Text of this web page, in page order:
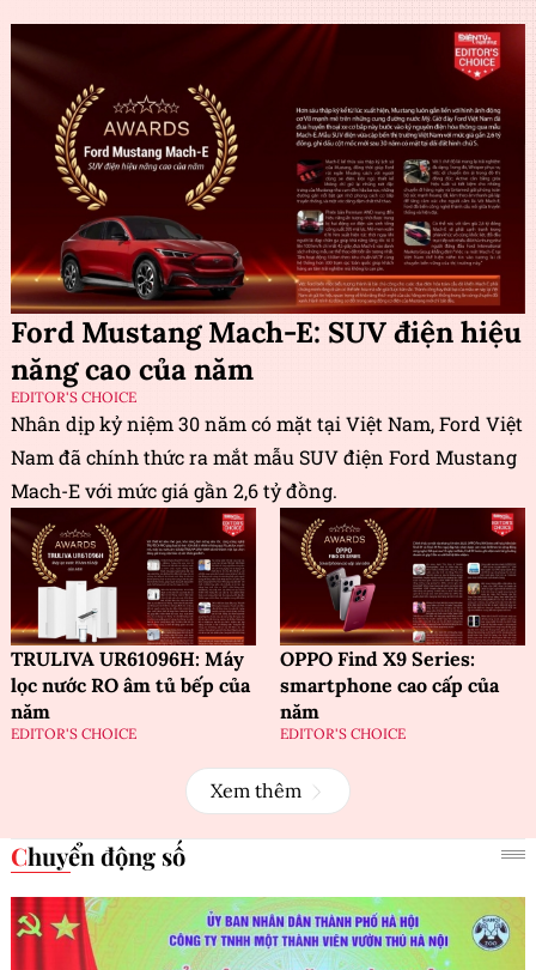
Ford Mustang Mach-E: SUV điện hiệu
năng cao của năm
EDITOR'S CHOICE
Nhân dịp kỷ niệm 30 năm có mặt tại Việt Nam, Ford Việt
Nam đã chính thức ra mắt mẫu SUV điện Ford Mustang
Mach-E với mức giá gần 2,6 tỷ đồng.
TRULIVA UR61096H: Máy
lọc nước RO âm tủ bếp của
năm
EDITOR'S CHOICE
OPPO Find X9 Series:
smartphone cao cấp của
năm
EDITOR'S CHOICE
Xem thêm
Chuyển động số